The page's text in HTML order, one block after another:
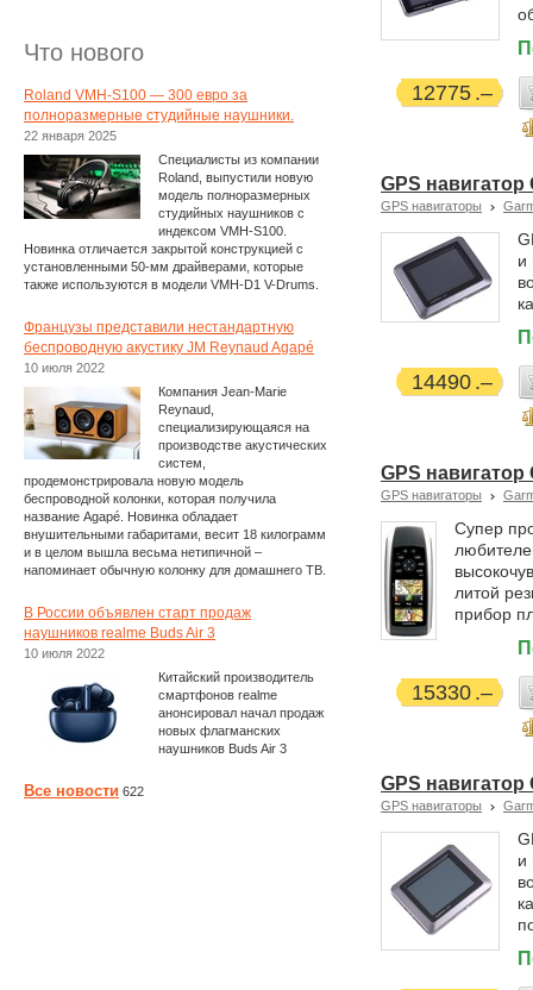
12775
GPS навигатор
GPS навигаторы
и
14490
GPS навигатор
GPS навигаторы
Супер
литой
прибор
15330
GPS
GPS навигаторы
и
Что нового
Roland VMH-S100 — 300 евро за
полноразмерные студийные наушники.
22 января 2025
Специалисты из компании
Roland, выпустили новую
модель полноразмерных
студийных наушников с
индексом VMH-S100.
Новинка отличается закрытой конструкцией с
установленными 50-мм драйверами, которые
также используются в модели VMH-D1 V-Drums.
Французы представили нестандартную
беспроводную акустику JM Reynaud Agapé
10 июля 2022
Компания Jean-Marie
Reynaud,
специализирующаяся на
производстве акустических
систем,
продемонстрировала новую модель
беспроводной колонки, которая получила
название Agapé. Новинка обладает
внушительными габаритами, весит 18 килограмм
и в целом вышла весьма нетипичной –
напоминает обычную колонку для домашнего ТВ.
В России объявлен старт продаж
наушников realme Buds Air 3
10 июля 2022
Китайский производитель
смартфонов realme
анонсировал начал продаж
новых флагманских
наушников Buds Air 3
Все новости 622